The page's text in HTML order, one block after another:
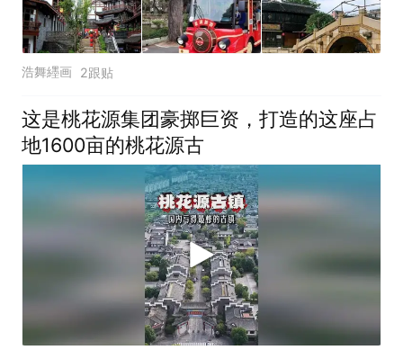
浩舞纆画 2跟贴
这是桃花源集团豪掷巨资，打造的这座占
地1600亩的桃花源古